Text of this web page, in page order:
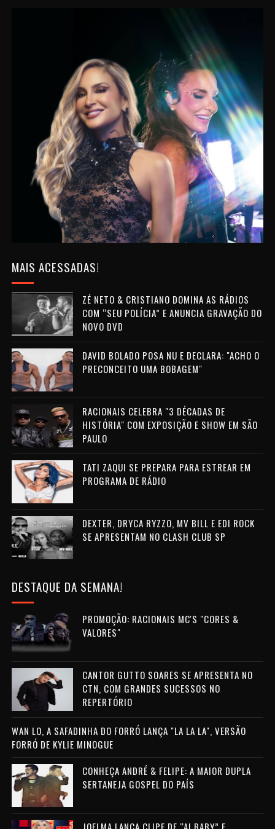
MAIS ACESSADAS!
ZÉ NETO & CRISTIANO DOMINA AS RÁDIOS
COM “SEU POLÍCIA” E ANUNCIA GRAVAÇÃO DO
NOVO DVD
DAVID BOLADO POSA NU E DECLARA: "ACHO O
PRECONCEITO UMA BOBAGEM"
RACIONAIS CELEBRA "3 DÉCADAS DE
HISTÓRIA" COM EXPOSIÇÃO E SHOW EM SÃO
PAULO
TATI ZAQUI SE PREPARA PARA ESTREAR EM
PROGRAMA DE RÁDIO
DEXTER, DRYCA RYZZO, MV BILL E EDI ROCK
SE APRESENTAM NO CLASH CLUB SP
DESTAQUE DA SEMANA!
PROMOÇÃO: RACIONAIS MC'S "CORES &
VALORES"
CANTOR GUTTO SOARES SE APRESENTA NO
CTN, COM GRANDES SUCESSOS NO
REPERTÓRIO
WAN LO, A SAFADINHA DO FORRÓ LANÇA "LA LA LA", VERSÃO
FORRÓ DE KYLIE MINOGUE
CONHEÇA ANDRÉ & FELIPE: A MAIOR DUPLA
SERTANEJA GOSPEL DO PAÍS